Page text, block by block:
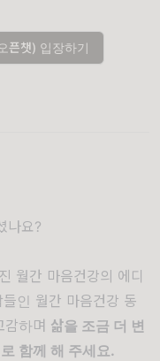
픈챗) 입장하기
나요?
월간 마음건강의 에디
인 월간 마음건강 동
하며 삶을 조금 더 변
함께 해 주세요.